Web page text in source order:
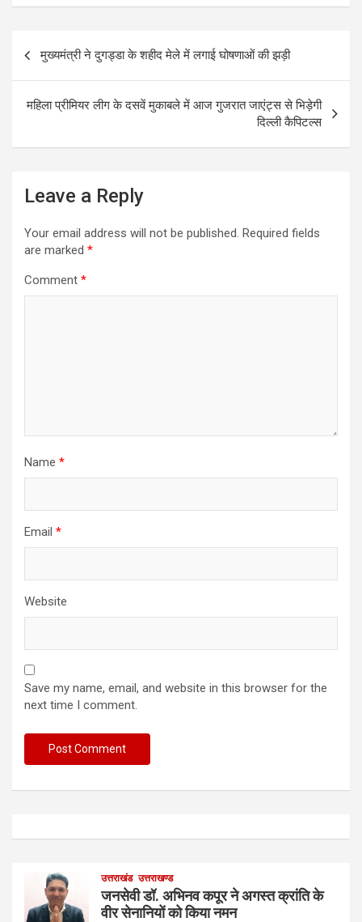
ce
b
o
o
k
tt
er
ail at
s
A
p
p
ar
e
navigation
मुख्यमंत्री ने दुगड्डा के शहीद मेले में लगाई घोषणाओं की झड़ी
महिला प्रीमियर लीग के दसवें मुकाबले में आज गुजरात जाएंट्स से भिड़ेगी
दिल्ली कैपिटल्स
Leave a Reply
Your email address will not be published. Required fields
are marked *
Comment *
Name *
Email *
Website
Save my name, email, and website in this browser for the
next time I comment.
उत्तराखंड उत्तराखण्ड
जनसेवी डॉ. अभिनव कपूर ने अगस्त क्रांति के
वीर सेनानियों को किया नमन